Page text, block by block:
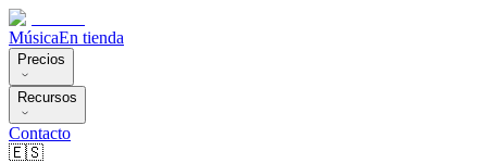
MúsicaEn tienda
Precios
Recursos
Contacto
🇪🇸